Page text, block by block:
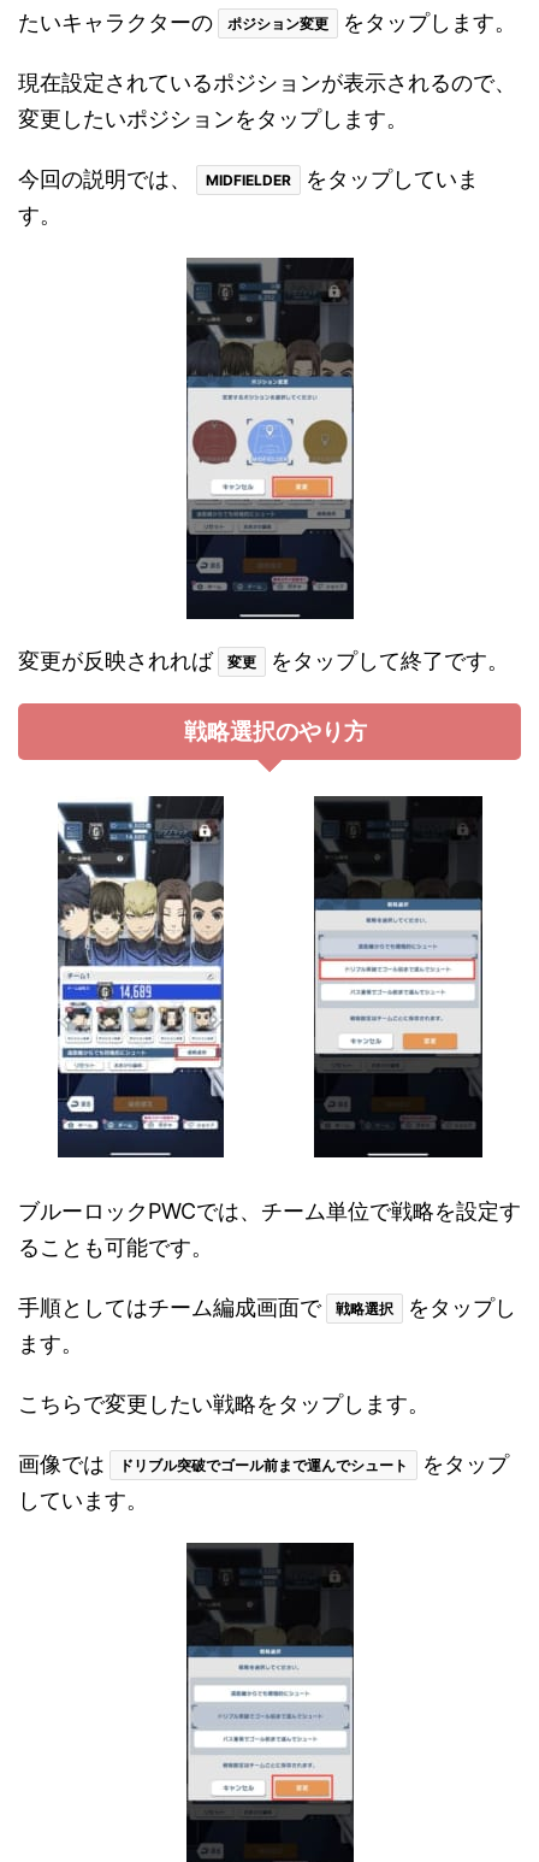
たいキャラクターの ポジション変更 をタップします。
現在設定されているポジションが表示されるので、
変更したいポジションをタップします。
今回の説明では、 MIDFIELDER
をタップしていま
す。
変更が反映されれば 変更 をタップして終了です。
戦略選択のやり方
ブルーロックPWCでは、チーム単位で戦略を設定す
ることも可能です。
手順としてはチーム編成画面で 戦略選択
をタップし
ます。
こちらで変更したい戦略をタップします。
画像では ドリブル突破でゴール前まで運んでシュート
をタップ
しています。